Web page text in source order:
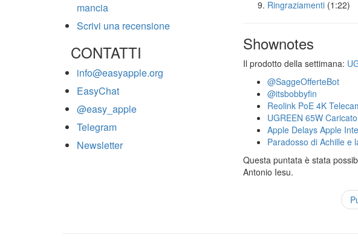
mancia
Scrivi una recensione
CONTATTI
info@easyapple.org
EasyChat
@easy_apple
Telegram
Newsletter
Ringraziamenti (1:22)
Shownotes
Il prodotto della settimana:
@SaggeOfferteBot
@itsbobbyfin
Reolink PoE 4K
UGREEN 65W
Apple Delays Apple
Paradosso di Achille e
Questa puntata è stata
Antonio Iesu.